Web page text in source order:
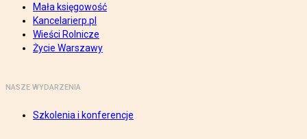
Mała księgowość
Kancelarierp.pl
Wieści Rolnicze
Życie Warszawy
NASZE WYDARZENIA
Szkolenia i konferencje